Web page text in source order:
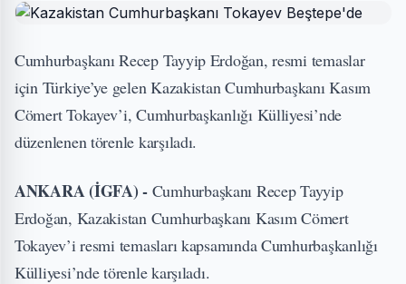
Cumhurbaşkanı Recep Tayyip Erdoğan, resmi temaslar
için Türkiye’ye gelen Kazakistan Cumhurbaşkanı Kasım
Cömert Tokayev’i, Cumhurbaşkanlığı Külliyesi’nde
düzenlenen törenle karşıladı.
ANKARA (İGFA) - Cumhurbaşkanı Recep Tayyip
Erdoğan, Kazakistan Cumhurbaşkanı Kasım Cömert
Tokayev’i resmi temasları kapsamında Cumhurbaşkanlığı
Külliyesi’nde törenle karşıladı.